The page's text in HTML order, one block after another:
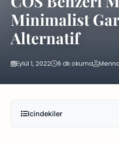
Minimalist
Alternatif
Eylül 1, 2022 6 dk okuma
Icindekiler